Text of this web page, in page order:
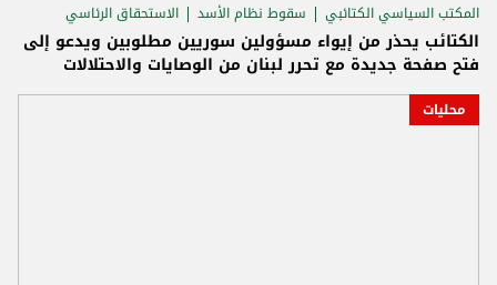
المكتب السياسي الكتائبي سقوط نظام الأسد الاستحقاق الرئاسي
الكتائب يحذر من إيواء مسؤولين سوريين مطلوبين ويدعو إلى
فتح صفحة جديدة مع تحرر لبنان من الوصايات والاحتلالات
محليات